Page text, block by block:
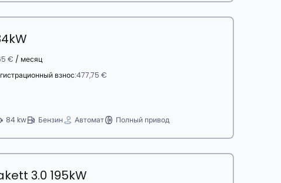
€ / месяц
взнос:477,75 €
84 kw Бензин Автомат Полный привод
3.0 195kW